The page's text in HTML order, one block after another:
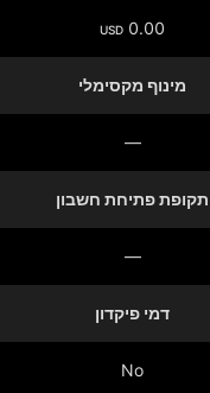
0.00
USD
מינוף מקסימלי
—
תקופת פתיחת חשבון
—
דמי פיקדון
No